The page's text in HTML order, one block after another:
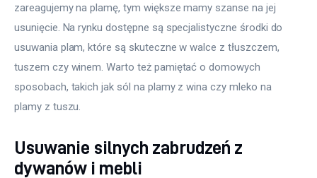
zareagujemy na plamę, tym większe mamy szanse na jej
usunięcie. Na rynku dostępne są specjalistyczne środki do
usuwania plam, które są skuteczne w walce z tłuszczem,
tuszem czy winem. Warto też pamiętać o domowych
sposobach, takich jak sól na plamy z wina czy mleko na
plamy z tuszu.
Usuwanie silnych zabrudzeń z
dywanów i mebli